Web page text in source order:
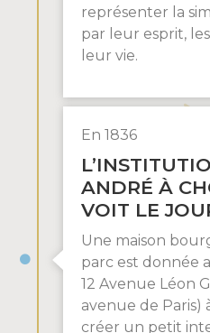
représenter la
par leur esprit,
leur vie.
En 1836
ANDRÉ À
VOIT LE
Une maison
parc est donnée
12 Avenue Léon
avenue de Paris)
créer un petit